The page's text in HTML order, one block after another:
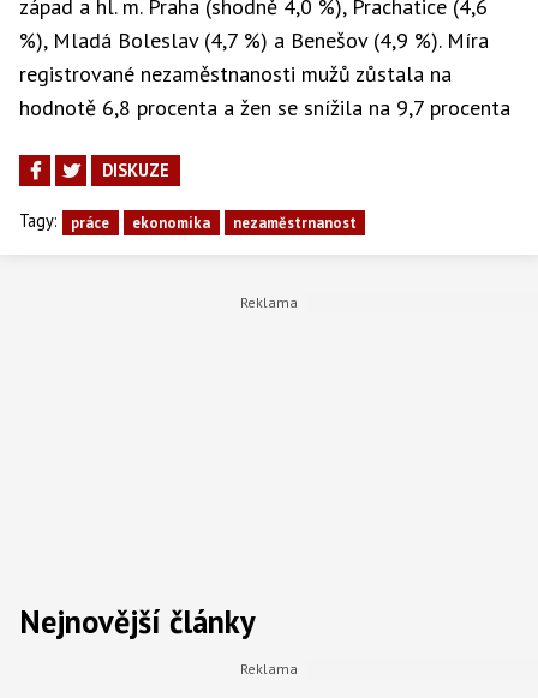
západ a hl. m. Praha (shodně 4,0 %), Prachatice (4,6
%), Mladá Boleslav (4,7 %) a Benešov (4,9 %). Míra
registrované nezaměstnanosti mužů zůstala na
hodnotě 6,8 procenta a žen se snížila na 9,7 procenta
DISKUZE
Tagy: práce ekonomika nezaměstrnanost
Nejnovější články